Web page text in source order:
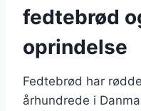
fedtebrød
oprindelse
Fedtebrød har
århundrede i